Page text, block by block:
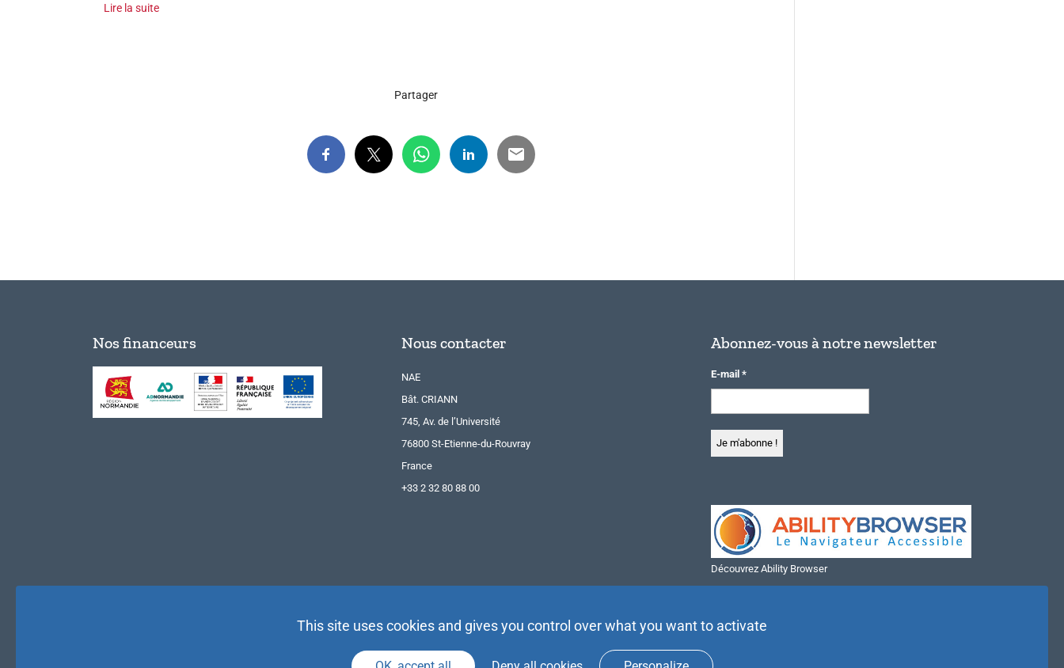
Lire la suite
Partager
Nos financeurs Nous contacter
NAE
Bât. CRIANN
745, Av. de l’Université
76800 St-Etienne-du-Rouvray
France
+33 2 32 80 88 00
Abonnez-vous à notre newsletter
E-mail *
Découvrez Ability Browser
This site uses cookies and gives you control over what you want to activate